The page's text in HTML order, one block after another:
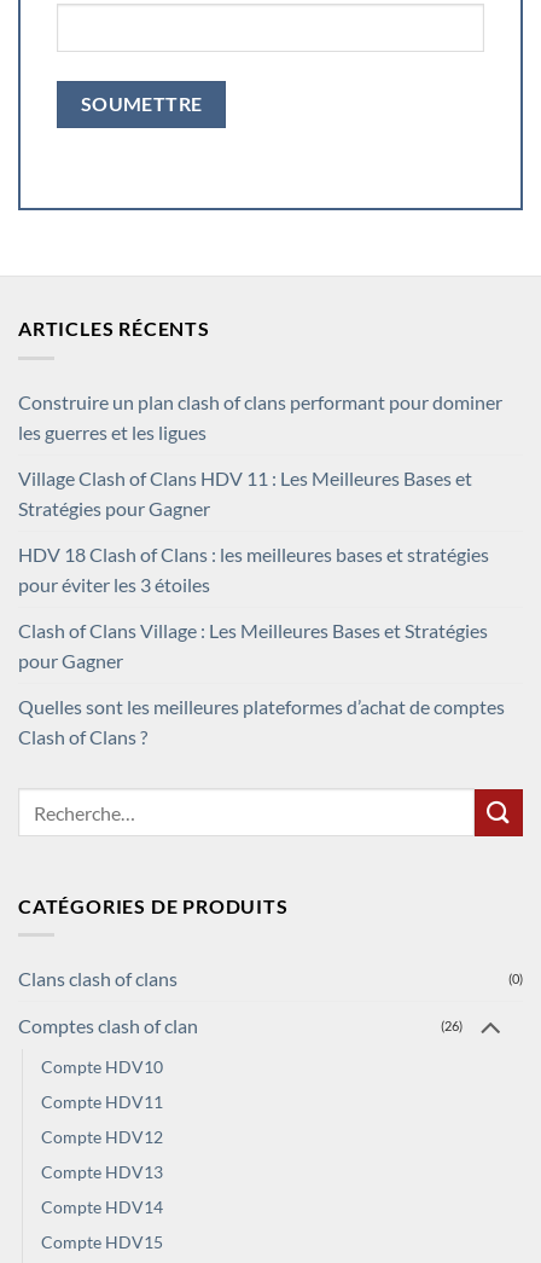
ARTICLES RÉCENTS
Construire un plan clash of clans performant pour dominer
les guerres et les ligues
Village Clash of Clans HDV 11 : Les Meilleures Bases et
Stratégies pour Gagner
HDV 18 Clash of Clans : les meilleures bases et stratégies
pour éviter les 3 étoiles
Clash of Clans Village : Les Meilleures Bases et Stratégies
pour Gagner
Quelles sont les meilleures plateformes d’achat de comptes
Clash of Clans ?
CATÉGORIES DE PRODUITS
Clans clash of clans (0)
Comptes clash of clan (26)
Compte HDV10
Compte HDV11
Compte HDV12
Compte HDV13
Compte HDV14
Compte HDV15